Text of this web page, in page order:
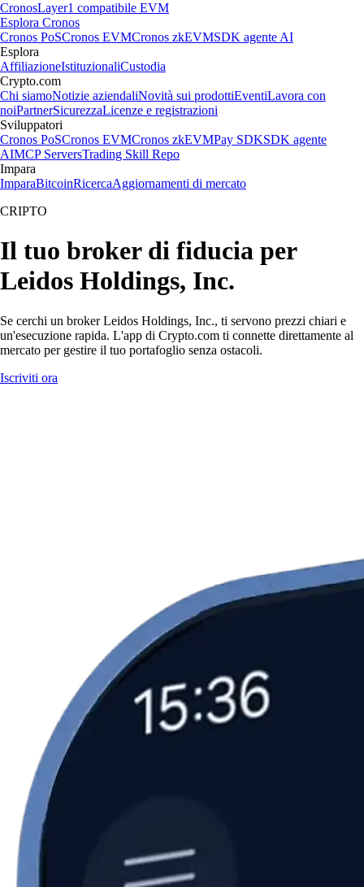
CronosLayer1 compatibile EVM
Esplora Cronos
Cronos PoSCronos EVMCronos zkEVMSDK agente AI
Esplora
AffiliazioneIstituzionaliCustodia
Crypto.com
Chi siamoNotizie aziendaliNovità sui prodottiEventiLavora con
noiPartnerSicurezzaLicenze e registrazioni
Sviluppatori
Cronos PoSCronos EVMCronos zkEVMPay SDKSDK agente
AIMCP ServersTrading Skill Repo
Impara
ImparaBitcoinRicercaAggiornamenti di mercato
CRIPTO
Il tuo broker di fiducia per
Leidos Holdings, Inc.
Se cerchi un broker Leidos Holdings, Inc., ti servono prezzi chiari e
un'esecuzione rapida. L'app di Crypto.com ti connette direttamente al
mercato per gestire il tuo portafoglio senza ostacoli.
Iscriviti ora